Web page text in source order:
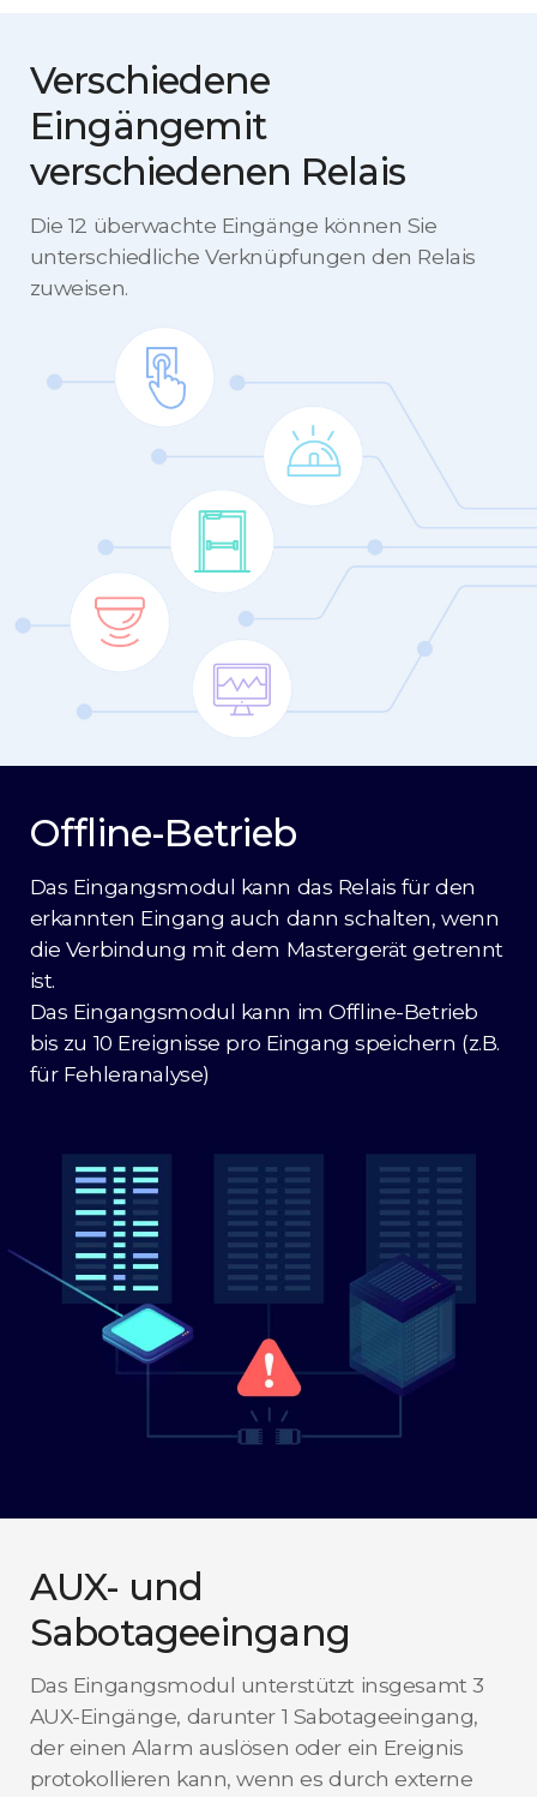
Verschiedene
Eingängemit
verschiedenen Relais
Die 12 überwachte Eingänge können Sie
unterschiedliche Verknüpfungen den Relais
zuweisen.
Offline-Betrieb
Das Eingangsmodul kann das Relais für den
erkannten Eingang auch dann schalten, wenn
die Verbindung mit dem Mastergerät getrennt
ist.
Das Eingangsmodul kann im Offline-Betrieb
bis zu 10 Ereignisse pro Eingang speichern (z.B.
für Fehleranalyse)
AUX- und
Sabotageeingang
Das Eingangsmodul unterstützt insgesamt 3
AUX-Eingänge, darunter 1 Sabotageeingang,
der einen Alarm auslösen oder ein Ereignis
protokollieren kann, wenn es durch externe